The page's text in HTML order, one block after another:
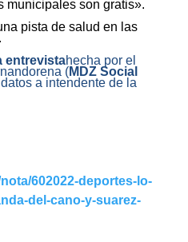
municipales son gratis».
pista de salud en las
entrevistahecha por el
(MDZ Social
a intendente de la
602022-deportes-lo-
del-cano-y-suarez-